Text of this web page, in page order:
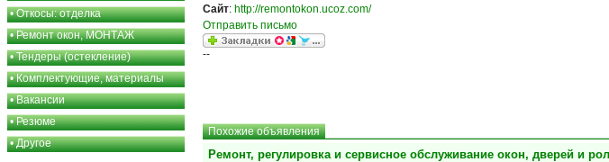
•Откосы: отделка
•Ремонт окон, МОНТАЖ
•Тендеры (остекление)
•Комплектующие, материалы
•Вакансии
•Резюме
•Другое
Сайт: http://remontokon.ucoz.com/
Отправить письмо
--
Похожие объявления
Ремонт, регулировка и сервисное обслуживание окон, дверей и